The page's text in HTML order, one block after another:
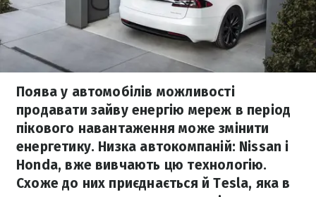
Поява у автомобілів можливості
продавати зайву енергію мереж в період
пікового навантаження може змінити
енергетику. Низка автокомпаній: Nissan і
Honda, вже вивчають цю технологію.
Схоже до них приєднається й Tesla, яка в